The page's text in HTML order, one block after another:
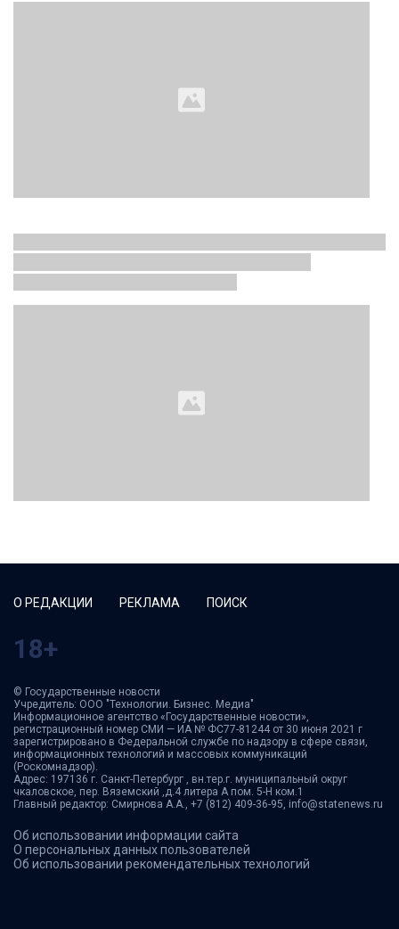
О РЕДАКЦИИ РЕКЛАМА ПОИСК
18+
© Государственные новости
Учредитель: ООО "Технологии. Бизнес. Медиа"
Информационное агентство «Государственные новости»,
регистрационный номер СМИ — ИА № ФС77-81244 от 30 июня 2021 г
зарегистрировано в Федеральной службе по надзору в сфере связи,
информационных технологий и массовых коммуникаций
(Роскомнадзор).
Адрес: 197136 г. Санкт-Петербург , вн.тер.г. муниципальный округ
чкаловское, пер. Вяземский ,д.4 литера А пом. 5-Н ком.1
Главный редактор: Смирнова А.А., +7 (812) 409-36-95, info@statenews.ru
Об использовании информации сайта
О персональных данных пользователей
Об использовании рекомендательных технологий